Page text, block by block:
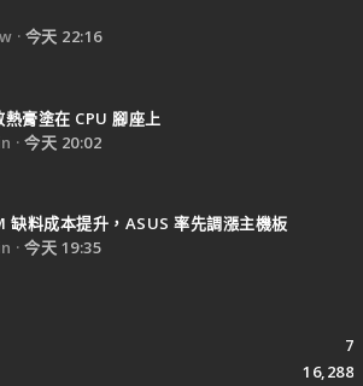
今天 22:16
膏塗在 CPU 腳座上
今天 20:02
缺料成本提升，ASUS 率先調漲主機板
今天 19:35
7
16,288